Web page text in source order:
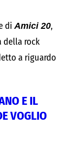
diAmici 20,
della rock
a riguardo
E IL
VOGLIO